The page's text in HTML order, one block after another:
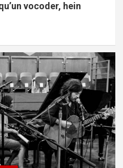
vocoder, hein